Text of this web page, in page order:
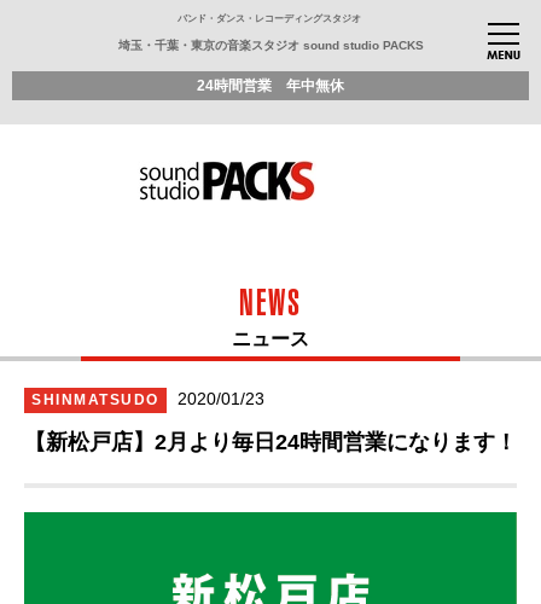
バンド・ダンス・レコーディングスタジオ
埼玉・千葉・東京の音楽スタジオ sound studio PACKS
24時間営業 年中無休
NEWS
ニュース
SHINMATSUDO 2020/01/23
【新松戸店】2月より毎日24時間営業になります！